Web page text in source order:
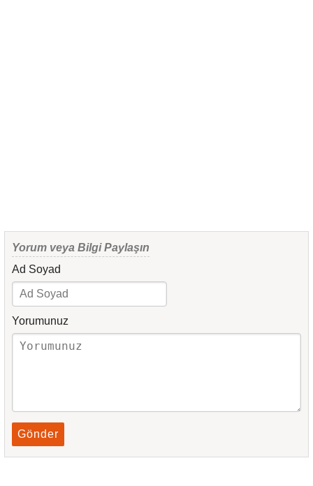
Yorum veya Bilgi Paylaşın
Ad Soyad
Yorumunuz
Gönder